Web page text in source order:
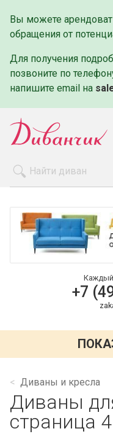
Вы можете
обращения от
Для получения
позвоните по
напишите email на
+7
Диваны и кресла
Диваны
страница 4